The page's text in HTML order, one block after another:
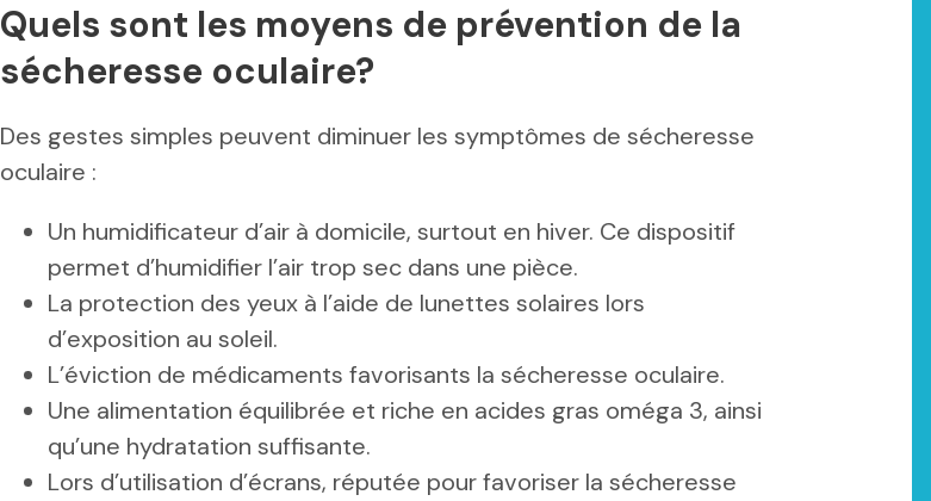
Quels sont les moyens de prévention de la
sécheresse oculaire?
Des gestes simples peuvent diminuer les symptômes de sécheresse
oculaire :
Un humidificateur d’air à domicile, surtout en hiver. Ce dispositif
permet d’humidifier l’air trop sec dans une pièce.
La protection des yeux à l’aide de lunettes solaires lors
d’exposition au soleil.
L’éviction de médicaments favorisants la sécheresse oculaire.
Une alimentation équilibrée et riche en acides gras oméga 3, ainsi
qu’une hydratation suffisante.
Lors d’utilisation d’écrans, réputée pour favoriser la sécheresse